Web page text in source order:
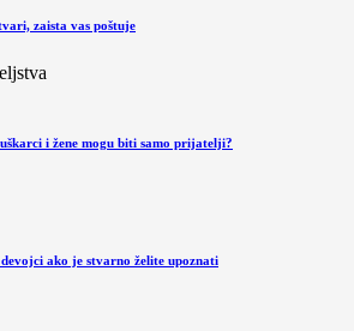
zaista vas poštuje
i žene mogu biti samo prijatelji?
ako je stvarno želite upoznati